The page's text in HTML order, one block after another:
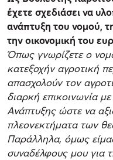
έχετε σχεδιάσει να
ανάπτυξη του νομού,
την οικονομική του
Όπως γνωρίζετε ο
κατεξοχήν αγροτική
απασχολούν τον
διαρκή επικοινωνία
Ανάπτυξης ώστε να
πλεονεκτήματα των
Παράλληλα, όμως
συναδέλφους μου για